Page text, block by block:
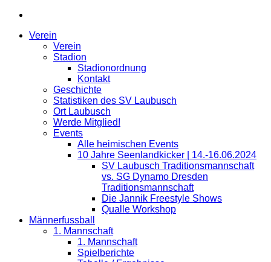
Verein
Verein
Stadion
Stadionordnung
Kontakt
Geschichte
Statistiken des SV Laubusch
Ort Laubusch
Werde Mitglied!
Events
Alle heimischen Events
10 Jahre Seenlandkicker | 14.-16.06.2024
SV Laubusch Traditionsmannschaft
vs. SG Dynamo Dresden
Traditionsmannschaft
Die Jannik Freestyle Shows
Qualle Workshop
Männerfussball
1. Mannschaft
1. Mannschaft
Spielberichte